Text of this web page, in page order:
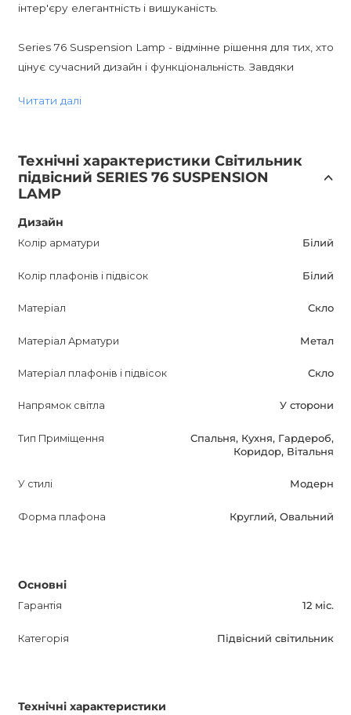
інтер'єру елегантність і вишуканість.
Series 76 Suspension Lamp - відмінне рішення для тих, хто
цінує сучасний дизайн і функціональність. Завдяки
зможете створити потрібну атмосферу в кімнаті.
індивідуальність. Покупка цього світильника - відмінна
інвестиція в покращення якості життя і затишку в
пропонує різні варіанти кольорів цієї моделі, щоб
відповідати вашому стилю і уподобанням. Не пропустіть
стане справжньою прикрасою вашого інтер'єру.
Читати далі
Технічні характеристики Світильник
підвісний SERIES 76 SUSPENSION
LAMP
Дизайн
Колір арматури Білий
Колір плафонів і підвісок Білий
Матеріал Скло
Матеріал Арматури Метал
Матеріал плафонів і підвісок Скло
Напрямок світла У сторони
Тип Приміщення
Спальня, Кухня, Гардероб,
Коридор, Вітальня
У стилі Модерн
Форма плафона Круглий, Овальний
Основні
Гарантія 12 міс.
Категорія Підвісний світильник
Технічні характеристики